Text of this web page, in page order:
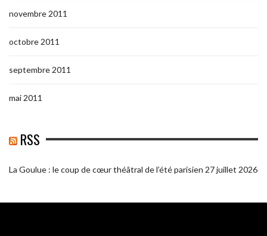
novembre 2011
octobre 2011
septembre 2011
mai 2011
RSS
La Goulue : le coup de cœur théâtral de l’été parisien 27 juillet 2026